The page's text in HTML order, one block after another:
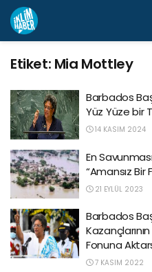
Etiket: Mia Mottley
Barbados
Yüz Yüze bir
14 KASIM 2024
En
“Amansız Bir
21 EYLÜL 2023
Barbados
Fonuna
7 KASIM 2022